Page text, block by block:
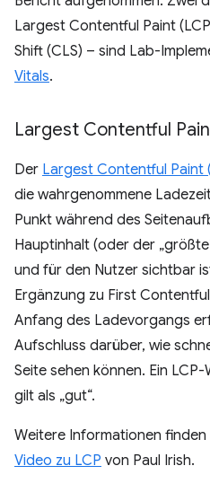
Largest Contentful Paint
Shift (CLS) – sind Lab-
Vitals.
Largest Contentful
Der Largest Contentful Paint
die wahrgenommene
Punkt während des
Hauptinhalt (oder der
und für den Nutzer sichtbar
Ergänzung zu First
Anfang des Ladevorgangs
Aufschluss darüber, wie
Seite sehen können. Ein
gilt als „gut“.
Weitere Informationen finden
Video zu LCP von Paul Irish.